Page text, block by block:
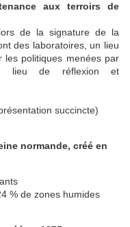
aux terroirs de
la signature de la
des laboratoires, un lieu
les politiques menées par
lieu de réflexion et
succincte)
normande, créé en
de zones humides